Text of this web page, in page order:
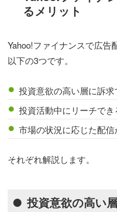
るメリット
Yahoo!ファイナンスで広告
以下の3つです。
投資意欲の高い層に訴求
投資活動中にリーチでき
市場の状況に応じた配信
それぞれ解説します。
投資意欲の高い